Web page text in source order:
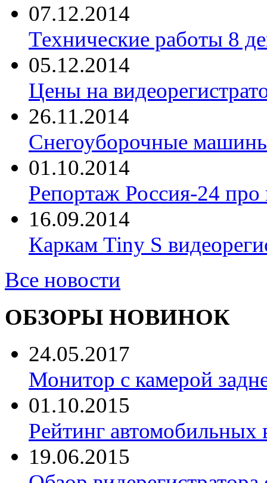
07.12.2014
Технические работы 8
05.12.2014
Цены на
26.11.2014
Снегоуборочные машины
01.10.2014
Репортаж Россия-24 про
16.09.2014
Каркам Tiny S
Все новости
ОБЗОРЫ НОВИНОК
24.05.2017
Монитор с камерой
01.10.2015
Рейтинг автомобильных
19.06.2015